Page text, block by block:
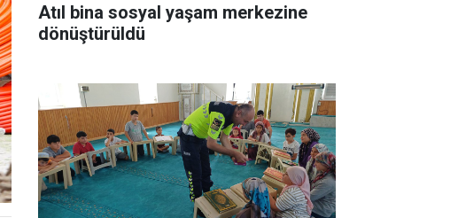
Atıl bina sosyal yaşam merkezine
dönüştürüldü